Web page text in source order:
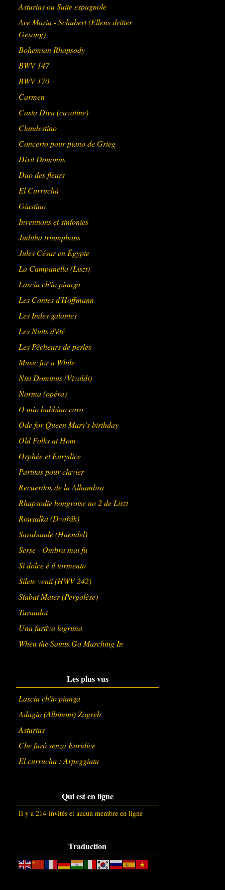
Asturias ou Suite espagnole
Ave Maria - Schubert (Ellens dritter
Gesang)
Bohemian Rhapsody
BWV 147
BWV 170
Carmen
Casta Diva (cavatine)
Clandestino
Concerto pour piano de Grieg
Dixit Dominus
Duo des fleurs
El Curruchá
Giustino
Inventions et sinfonies
Juditha triumphans
Jules César en Égypte
La Campanella (Liszt)
Lascia ch'io pianga
Les Contes d'Hoffmann
Les Indes galantes
Les Nuits d'été
Les Pêcheurs de perles
Music for a While
Nisi Dominus (Vivaldi)
Norma (opéra)
O mio babbino caro
Ode for Queen Mary's birthday
Old Folks at Hom
Orphée et Eurydice
Partitas pour clavier
Recuerdos de la Alhambra
Rhapsodie hongroise no 2 de Liszt
Rousalka (Dvořák)
Sarabande (Haendel)
Serse - Ombra mai fu
Si dolce è il tormento
Silete venti (HWV 242)
Stabat Mater (Pergolèse)
Turandot
Una furtiva lagrima
When the Saints Go Marching In
Les plus vus
Lascia ch'io pianga
Adagio (Albinoni) Zagreb
Asturias
Che farò senza Euridice
El currucha : Arpeggiata
Qui est en ligne
Il y a 214 invités et aucun membre en ligne
Traduction